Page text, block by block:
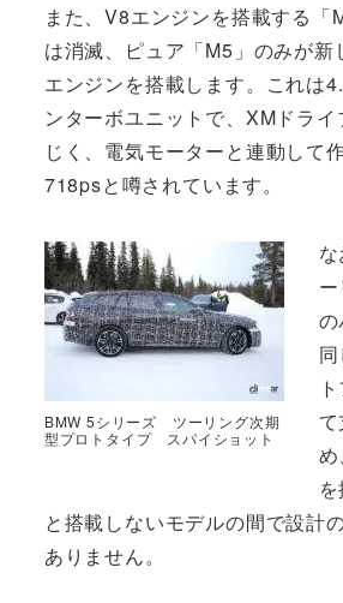
また、V8エンジンを搭載する「
は消滅、ピュア「M5」のみが新
エンジンを搭載します。これは
ンターボユニットで、XMドラ
じく、電気モーターと連動して
718psと噂されています。
BMW 5シリーズ ツーリング次期
型プロトタイプ スパイショット
の
と搭載しないモデルの間で設計
ありません。